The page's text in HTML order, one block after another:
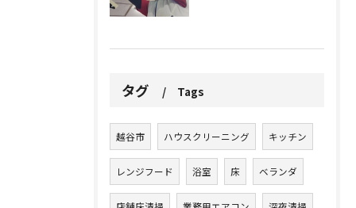
タグ Tags
越谷市 ハウスクリーニング キッチン
レンジフード 浴室 床 ベランダ